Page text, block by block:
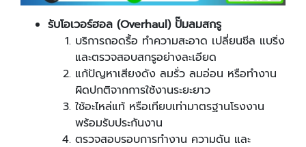
รับโอเวอร์ฮอล (Overhaul) ปั๊มลมสกรู
บริการถอดรื้อ ทำความสะอาด เปลี่ยนซีล แบริ่ง
และตรวจสอบสกรูอย่างละเอียด
แก้ปัญหาเสียงดัง ลมรั่ว ลมอ่อน หรือทำงาน
ผิดปกติจากการใช้งานระยะยาว
ใช้อะไหล่แท้ หรือเทียบเท่ามาตรฐานโรงงาน
พร้อมรับประกันงาน
ตรวจสอบรอบการทำงาน ความดัน และ